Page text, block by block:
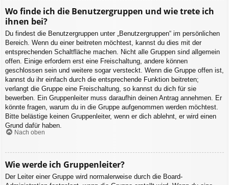
Wo finde ich die Benutzergruppen und wie trete ich
ihnen bei?
Du findest die Benutzergruppen unter „Benutzergruppen“ im persönlichen
Bereich. Wenn du einer beitreten möchtest, kannst du dies mit der
entsprechenden Schaltfläche machen. Nicht alle Gruppen sind allgemein
offen. Einige erfordern erst eine Freischaltung, andere können
geschlossen sein und weitere sogar versteckt. Wenn die Gruppe offen ist,
kannst du ihr einfach durch die entsprechende Funktion beitreten;
verlangt die Gruppe eine Freischaltung, so kannst du dich für sie
bewerben. Ein Gruppenleiter muss daraufhin deinen Antrag annehmen. Er
könnte fragen, warum du in die Gruppe aufgenommen werden möchtest.
Bitte belästige keinen Gruppenleiter, wenn er dich ablehnt, er wird einen
Grund dafür haben.
Nach oben
Wie werde ich Gruppenleiter?
Der Leiter einer Gruppe wird normalerweise durch die Board-